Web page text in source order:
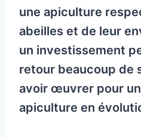
une apiculture
abeilles et de leur
un investissement
retour beaucoup de
avoir œuvrer pour
apiculture en